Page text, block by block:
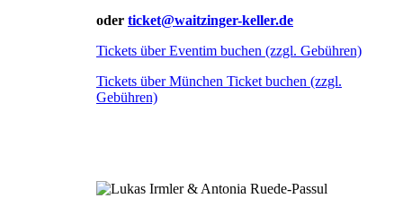
oder ticket@waitzinger-keller.de
Tickets über Eventim buchen (zzgl. Gebühren)
Tickets über München Ticket buchen (zzgl.
Gebühren)